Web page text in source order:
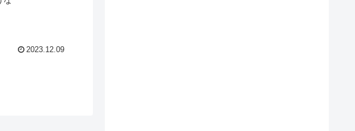
2023.12.09